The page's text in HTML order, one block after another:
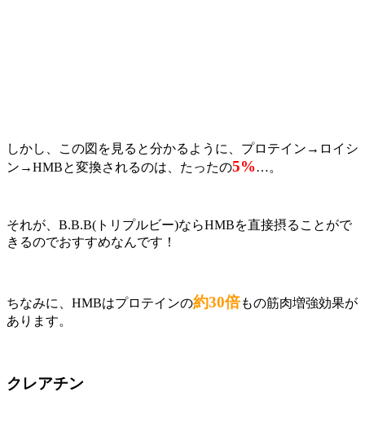
しかし、
この図を見ると分かるように、プロテイン→ロイシ
ン→HMBと変換されるのは、たったの5%…。
それが、B.B.B(トリプルビー)ならHMBを直接摂ることがで
きるのでおすすめなんです！
ちなみに、 HMBはプロテインの約30倍もの筋肉増強効果が
あります。
クレアチン